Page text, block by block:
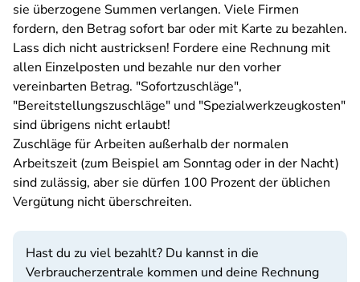
sie überzogene Summen verlangen. Viele Firmen
fordern, den Betrag sofort bar oder mit Karte zu bezahlen.
Lass dich nicht austricksen! Fordere eine Rechnung mit
allen Einzelposten und bezahle nur den vorher
vereinbarten Betrag. "Sofortzuschläge",
"Bereitstellungszuschläge" und "Spezialwerkzeugkosten"
sind übrigens nicht erlaubt!
Zuschläge für Arbeiten außerhalb der normalen
Arbeitszeit (zum Beispiel am Sonntag oder in der Nacht)
sind zulässig, aber sie dürfen 100 Prozent der üblichen
Vergütung nicht überschreiten.
Hast du zu viel bezahlt? Du kannst in die
Verbraucherzentrale kommen und deine Rechnung